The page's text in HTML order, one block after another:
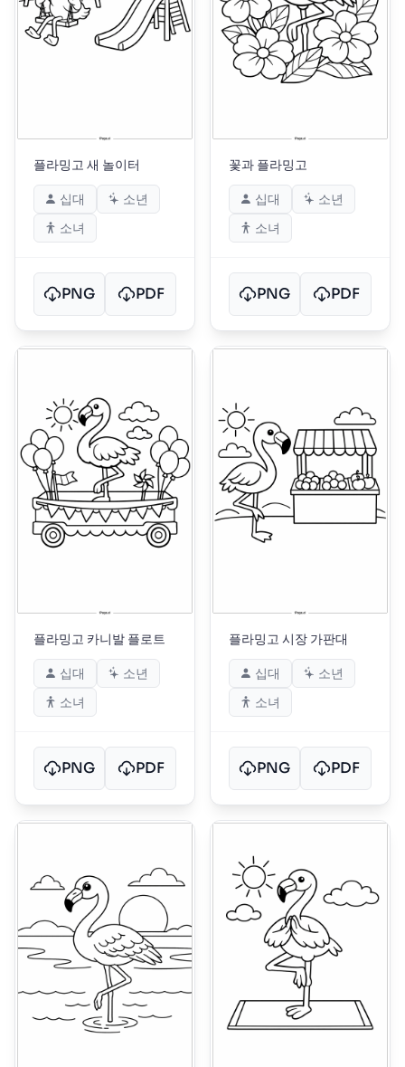
플라밍고 새 놀이터
십대
소년
소녀
PNG PDF
꽃과 플라밍고
십대
소년
소녀
PNG PDF
플라밍고 카니발 플로트
십대
소년
소녀
PNG PDF
플라밍고 시장 가판대
십대
소년
소녀
PNG PDF